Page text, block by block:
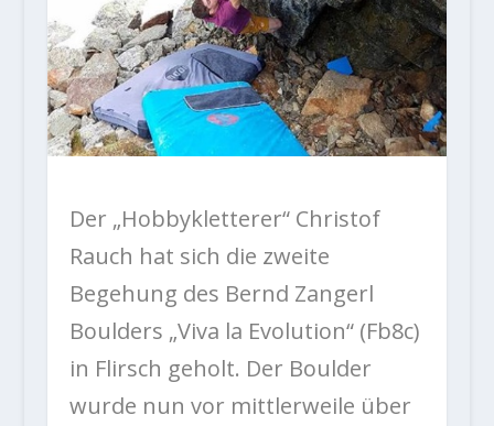
Der „Hobbykletterer“ Christof
Rauch hat sich die zweite
Begehung des Bernd Zangerl
Boulders „Viva la Evolution“ (Fb8c)
in Flirsch geholt. Der Boulder
wurde nun vor mittlerweile über